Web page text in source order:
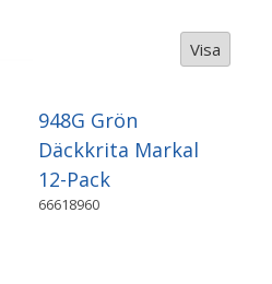
Visa
948G Grön
Däckkrita Markal
12-Pack
66618960